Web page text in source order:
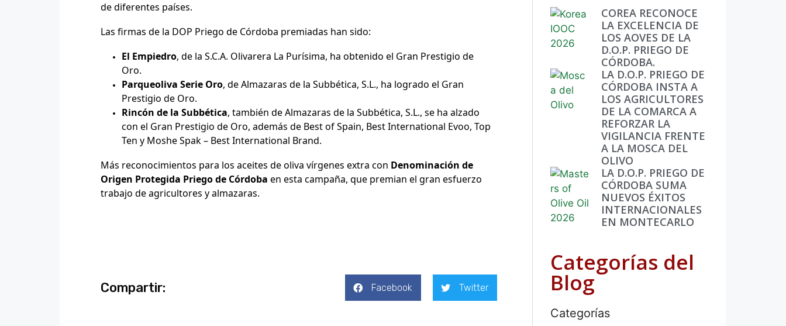
de diferentes países.
Las firmas de la DOP Priego de Córdoba premiadas han sido:
El Empiedro, de la S.C.A. Olivarera La Purísima, ha obtenido el Gran Prestigio de
Oro.
Parqueoliva Serie Oro, de Almazaras de la Subbética, S.L., ha logrado el Gran
Prestigio de Oro.
Rincón de la Subbética, también de Almazaras de la Subbética, S.L., se ha alzado
con el Gran Prestigio de Oro, además de Best of Spain, Best International Evoo, Top
Ten y Moshe Spak – Best International Brand.
Más reconocimientos para los aceites de oliva vírgenes extra con Denominación de
Origen Protegida Priego de Córdoba en esta campaña, que premian el gran esfuerzo
trabajo deagricultores y almazaras.
Compartir: Facebook Twitter
COREA RECONOCE
LA EXCELENCIA DE
LOS AOVES DE LA
D.O.P. PRIEGO DE
CÓRDOBA.
LA D.O.P. PRIEGO DE
CÓRDOBA INSTA A
LOS AGRICULTORES
DE LA COMARCA A
REFORZAR LA
VIGILANCIA FRENTE
A LA MOSCA DEL
OLIVO
LA D.O.P. PRIEGO DE
CÓRDOBA SUMA
NUEVOS ÉXITOS
INTERNACIONALES
EN MONTECARLO
Categorías del
Blog
Categorías